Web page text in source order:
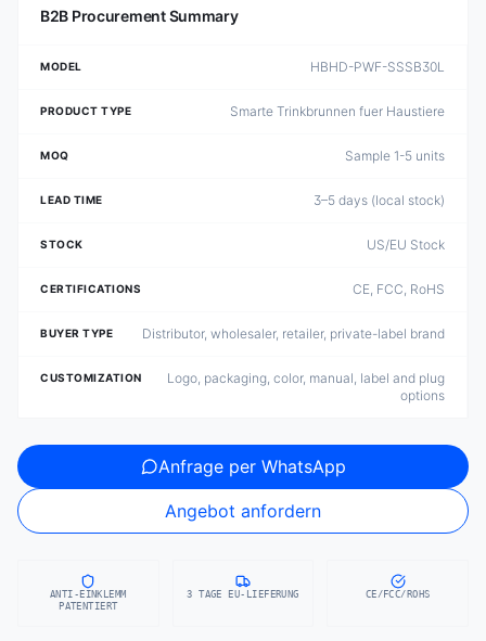
B2B Procurement Summary
MODEL HBHD-PWF-SSSB30L
PRODUCT TYPE Smarte Trinkbrunnen fuer Haustiere
MOQ Sample 1-5 units
LEAD TIME 3–5 days (local stock)
STOCK US/EU Stock
CERTIFICATIONS CE, FCC, RoHS
BUYER TYPE Distributor, wholesaler, retailer, private-label brand
CUSTOMIZATION
Logo, packaging, color, manual, label and plug
options
Anfrage per WhatsApp
Angebot anfordern
ANTI-EINKLEMM
PATENTIERT
3 TAGE EU-LIEFERUNG CE/FCC/ROHS